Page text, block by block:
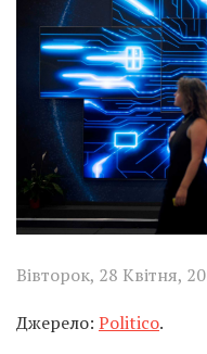
Вівторок, 28 Квітня,
Джерело: Politico.